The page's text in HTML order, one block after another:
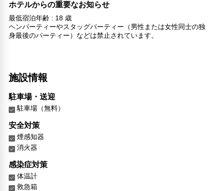
ホテルからの重要なお知らせ
最低宿泊年齢 : 18 歳
ヘンパーティーやスタッグパーティー（男性または女性同士の独
身最後のパーティー）などは禁止されています。
施設情報
駐車場・送迎
駐車場（無料）
安全対策
煙感知器
消火器
感染症対策
体温計
救急箱